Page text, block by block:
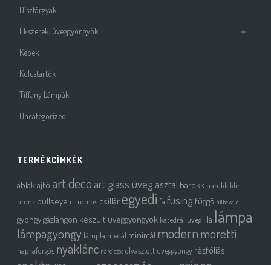
Dísztárgyak
Ékszerek, üveggyöngyök
Képek
Kulcstartók
Tiffany Lámpák
Uncategorized
TERMÉKCÍMKÉK
ablak ajtó art deco art glass üvegasztal barokk barokk klír
bronz bullseye citromos csillár egyedi fa fusing függő fülbevaló
gyöngygázlángon készült üveggyöngyök katedrál üveg lila lámpa
lámpagyöngy lámpla medál minimál modernmoretti
napraforgós nyaklánc nárciszos olvasztott üveggyöngy rézfóliás